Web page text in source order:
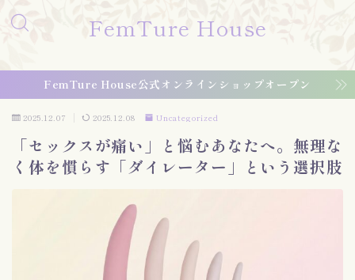
FemTure House
FemTure House公式オンラインショップオープン
2025.12.07 2025.12.08 Uncategorized
「セックスが痛い」と悩むあなたへ。無理な
く体を慣らす「ダイレーター」という選択肢